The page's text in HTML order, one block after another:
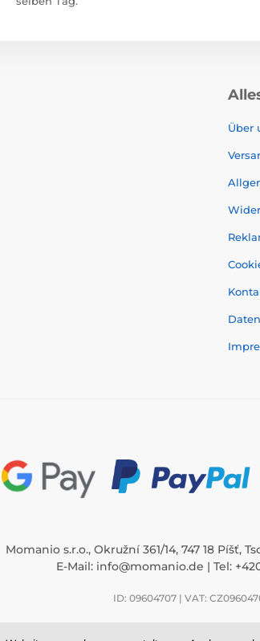
Über
Momanio s.r.o., Okružní 361/14, 747 18 Píšť,
E-Mail: info@momanio.de | Tel:
ID: 09604707 | VAT: